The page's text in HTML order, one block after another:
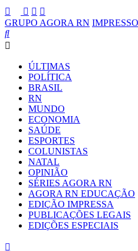
GRUPO AGORA RN IMPRESSO
ÚLTIMAS
POLÍTICA
BRASIL
RN
MUNDO
ECONOMIA
SAÚDE
ESPORTES
COLUNISTAS
NATAL
OPINIÃO
SÉRIES AGORA RN
AGORA RN EDUCAÇÃO
EDIÇÃO IMPRESSA
PUBLICAÇÕES LEGAIS
EDIÇÕES ESPECIAIS